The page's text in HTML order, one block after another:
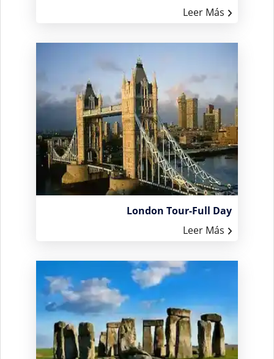
Leer Más
London Tour-Full Day
Leer Más